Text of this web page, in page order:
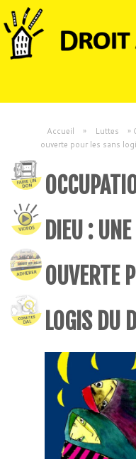
Accueil » Luttes »
ouverte pour les sans
DIEU :
OUVERTE
LOGIS DU